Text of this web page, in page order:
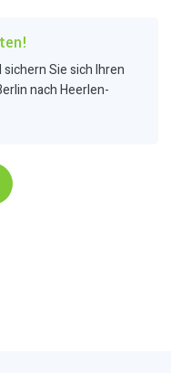
Sie sich Ihren
nach Heerlen-